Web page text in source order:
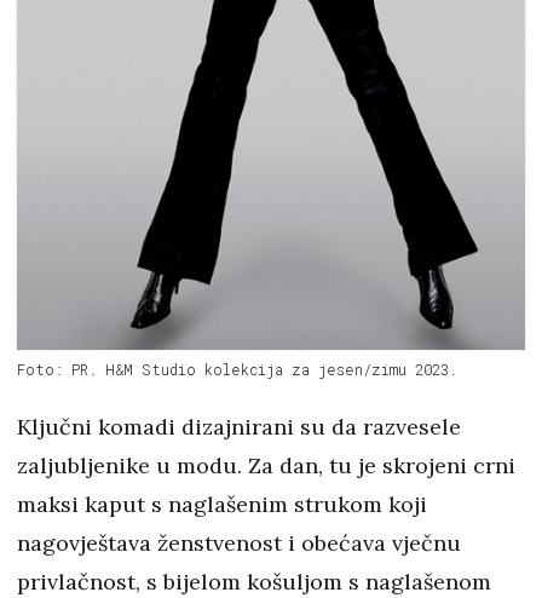
Foto: PR. H&M Studio kolekcija za jesen/zimu 2023.
Ključni komadi dizajnirani su da razvesele
zaljubljenike u modu. Za dan, tu je skrojeni crni
maksi kaput s naglašenim strukom koji
nagovještava ženstvenost i obećava vječnu
privlačnost, s bijelom košuljom s naglašenom